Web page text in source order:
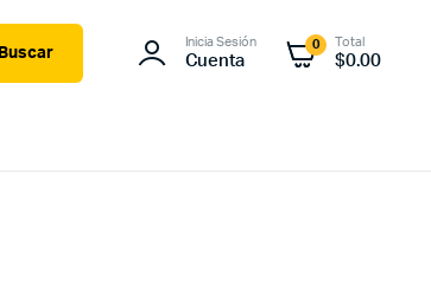
Buscar
Inicia Sesión
Cuenta
0 Total
$0.00